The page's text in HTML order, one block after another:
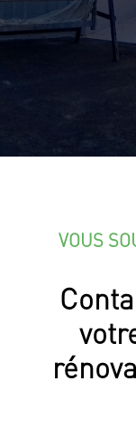
VOUS